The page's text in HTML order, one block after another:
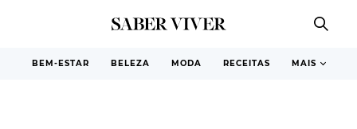
BEM-ESTAR BELEZA MODA RECEITAS MAIS